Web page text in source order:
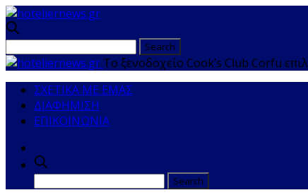
Το ξενοδοχείο Cook’s Club Corfu
ΣΧΕΤΙΚΑ ΜΕ ΕΜΑΣ
ΔΙΑΦΗΜΙΣΗ
ΕΠΙΚΟΙΝΩΝΙΑ